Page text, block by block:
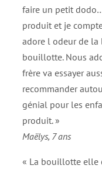
faire un petit
produit et je
adore l odeur de la
bouillotte. Nous
frère va essayer
recommander
génial pour les
produit. »
Maëlys, 7 ans
« La bouillotte elle